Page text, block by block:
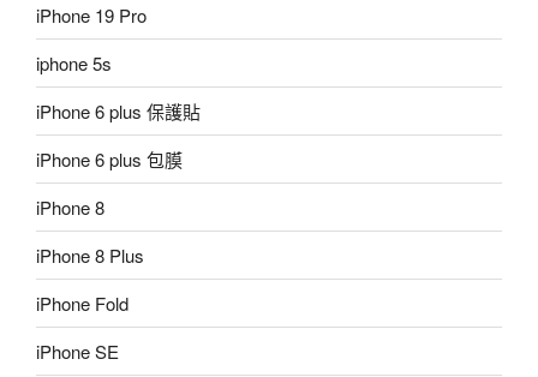
iPhone 19 Pro
iphone 5s
iPhone 6 plus 保護貼
iPhone 6 plus 包膜
iPhone 8
iPhone 8 Plus
iPhone Fold
iPhone SE